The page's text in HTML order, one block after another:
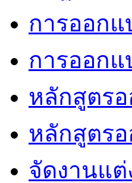
การออกแ
การออกแ
หลักสูตร
หลักสูตร
จัดงานแต่